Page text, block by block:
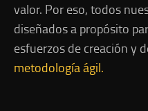
valor. Por eso, todos
diseñados a propósito
esfuerzos de creación y
metodología ágil.